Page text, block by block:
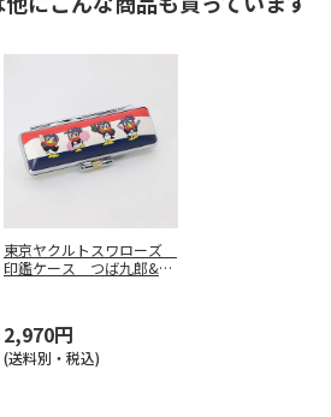
東京ヤクルトスワローズ
印鑑ケース つば九郎&つ
2,970円
(送料別・税込)